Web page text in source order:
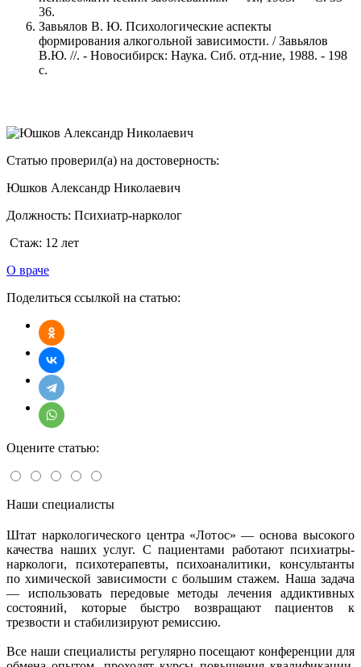
36.
Завьялов В. Ю. Психологические аспекты
формирования алкогольной зависимости. / Завьялов
В.Ю. //. - Новосибирск: Наука. Сиб. отд-ние, 1988. - 198
с.
Статью проверил(а) на достоверность:
Юшков Александр Николаевич
Должность: Психиатр-нарколог
Стаж: 12 лет
О враче
Поделиться ссылкой на статью:
Оцените статью:
Наши специалисты
Штат наркологического центра «Лотос» — основа высокого
качества наших услуг. С пациентами работают психиатры-
наркологи, психотерапевты, психоаналитики, консультанты
по химической зависимости с большим стажем. Наша задача
— использовать передовые методы лечения аддиктивных
состояний, которые быстро возвращают пациентов к
трезвости и стабилизируют ремиссию.
Все наши специалисты регулярно посещают конференции для